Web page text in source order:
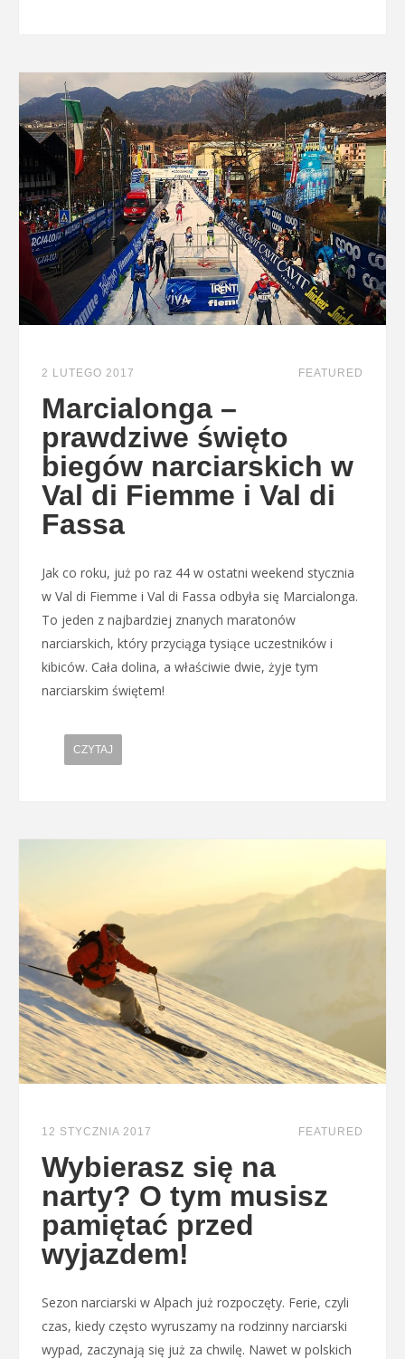
FEATURED
2 LUTEGO 2017
Marcialonga –
prawdziwe święto
biegów narciarskich w
Val di Fiemme i Val di
Fassa
Jak co roku, już po raz 44 w ostatni weekend stycznia
w Val di Fiemme i Val di Fassa odbyła się Marcialonga.
To jeden z najbardziej znanych maratonów
narciarskich, który przyciąga tysiące uczestników i
kibiców. Cała dolina, a właściwie dwie, żyje tym
narciarskim świętem!
CZYTAJ
FEATURED
12 STYCZNIA 2017
Wybierasz się na
narty? O tym musisz
pamiętać przed
wyjazdem!
Sezon narciarski w Alpach już rozpoczęty. Ferie, czyli
czas, kiedy często wyruszamy na rodzinny narciarski
wypad, zaczynają się już za chwilę. Nawet w polskich